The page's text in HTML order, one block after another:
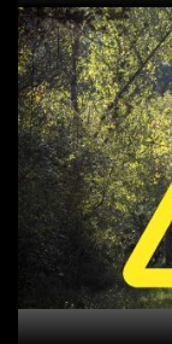
Gestor
d’incidències